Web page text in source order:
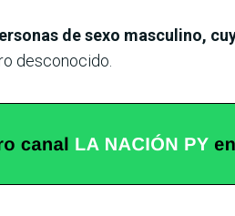
de sexo masculino,
desconocido.